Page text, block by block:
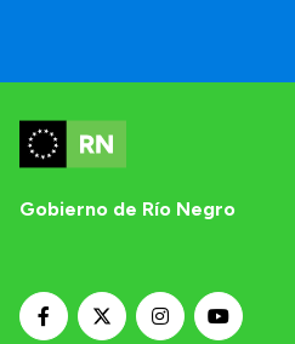
Gobierno de Río Negro